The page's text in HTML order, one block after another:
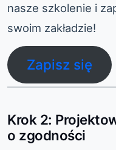
nasze szkolenie i
swoim zakładzie!
Zapisz się
Krok 2:
o zgodności